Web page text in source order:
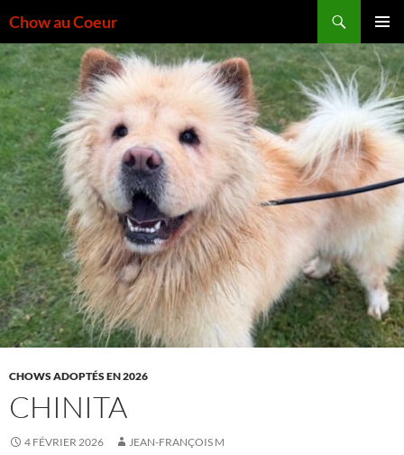
au
contenu
Chow au Coeur
MENU
CHOWS ADOPTÉS EN 2026
CHINITA
4 FÉVRIER 2026 JEAN-FRANÇOIS M